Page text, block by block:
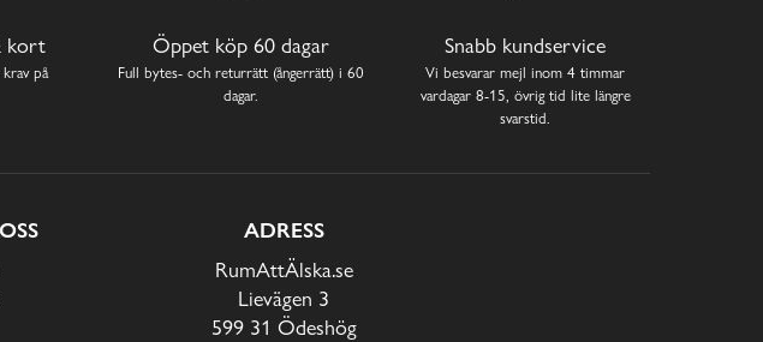
kort
på
Öppet köp 60 dagar
Full bytes- och returrätt (ångerrätt) i 60
dagar.
Snabb kundservice
Vi besvarar mejl inom 4 timmar
vardagar 8-15, övrig tid lite längre
svarstid.
ADRESS
RumAttÄlska.se
Lievägen 3
599 31 Ödeshög